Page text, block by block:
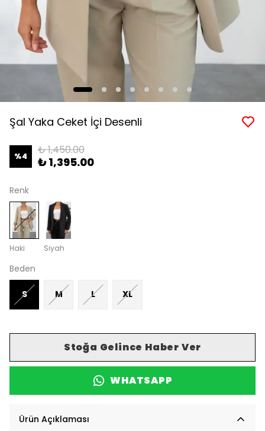
Şal Yaka Ceket İçi Desenli
%4 ₺ 1,450.00
₺ 1,395.00
Renk
Haki Siyah
Beden
S M L XL
Stoğa Gelince Haber Ver
WHATSAPP
Ürün Açıklaması